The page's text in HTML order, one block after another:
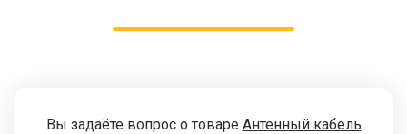
Вы задаёте вопрос о товаре Антенный кабель